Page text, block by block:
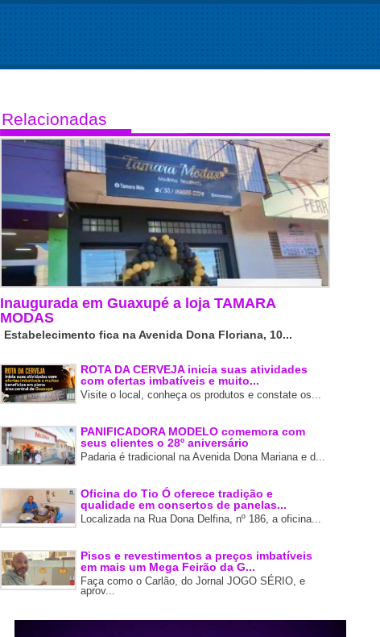
Relacionadas
Inaugurada em Guaxupé a loja TAMARA
MODAS
Estabelecimento fica na Avenida Dona Floriana, 10...
ROTA DA CERVEJA inicia suas atividades
com ofertas imbatíveis e muito...
Visite o local, conheça os produtos e constate os...
PANIFICADORA MODELO comemora com
seus clientes o 28º aniversário
Padaria é tradicional na Avenida Dona Mariana e d...
Oficina do Tio Ó oferece tradição e
qualidade em consertos de panelas...
Localizada na Rua Dona Delfina, nº 186, a oficina...
Pisos e revestimentos a preços imbatíveis
em mais um Mega Feirão da G...
Faça como o Carlão, do Jornal JOGO SÉRIO, e
aprov...